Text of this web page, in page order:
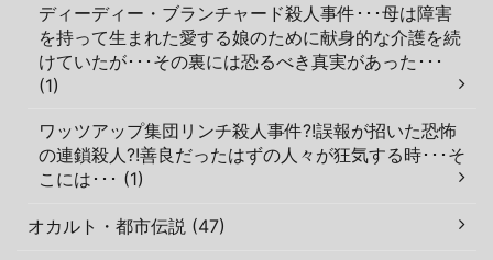
ディーディー・ブランチャード殺人事件･･･母は障害
を持って生まれた愛する娘のために献身的な介護を続
けていたが･･･その裏には恐るべき真実があった･･･
(1)
ワッツアップ集団リンチ殺人事件?!誤報が招いた恐怖
の連鎖殺人?!善良だったはずの人々が狂気する時･･･そ
こには･･･ (1)
オカルト・都市伝説 (47)